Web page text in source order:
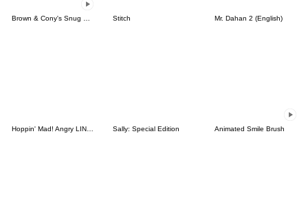
Stitch Mr. Dahan 2 (English)
Hoppin' Mad! Angry LINE Characters Sally: Special Edition Animated Smile Brush